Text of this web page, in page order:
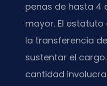
penas de hasta 4
mayor. El
la transferencia
sustentar el
cantidad